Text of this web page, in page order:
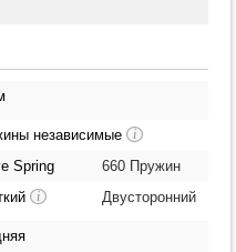
независимые i
Spring
660 Пружин
i Двусторонний